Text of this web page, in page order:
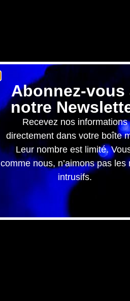
Abonnez-vous
notre
Recevez nos informations
directement dans votre boîte
Leur nombre est limité.
comme nous, n’aimons pas les
intrusifs.